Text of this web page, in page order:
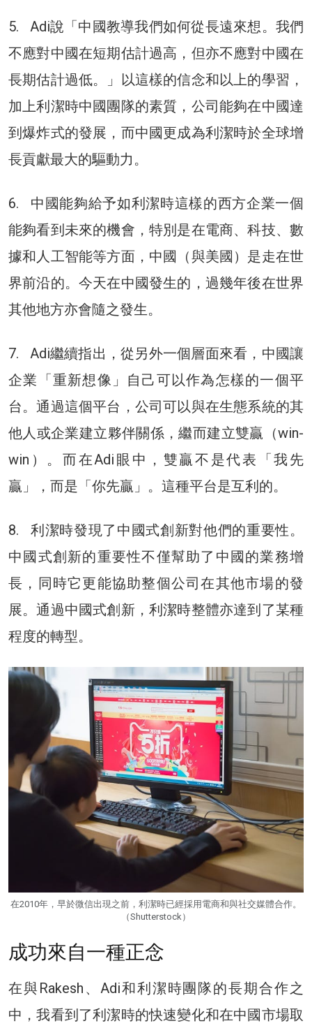
5. Adi說「中國教導我們如何從長遠來想。我們
不應對中國在短期估計過高，但亦不應對中國在
長期估計過低。」以這樣的信念和以上的學習，
加上利潔時中國團隊的素質，公司能夠在中國達
到爆炸式的發展，而中國更成為利潔時於全球增
長貢獻最大的驅動力。
6. 中國能夠給予如利潔時這樣的西方企業一個
能夠看到未來的機會，特別是在電商、科技、數
據和人工智能等方面，中國（與美國）是走在世
界前沿的。今天在中國發生的，過幾年後在世界
其他地方亦會隨之發生。
7. Adi繼續指出，從另外一個層面來看，中國讓
企業「重新想像」自己可以作為怎樣的一個平
台。通過這個平台，公司可以與在生態系統的其
他人或企業建立夥伴關係，繼而建立雙贏（win-
win）。而在Adi眼中，雙贏不是代表「我先
贏」，而是「你先贏」。這種平台是互利的。
8. 利潔時發現了中國式創新對他們的重要性。
中國式創新的重要性不僅幫助了中國的業務增
長，同時它更能協助整個公司在其他市場的發
展。通過中國式創新，利潔時整體亦達到了某種
程度的轉型。
在2010年，早於微信出現之前，利潔時已經採用電商和與社交媒體合作。
（Shutterstock）
成功來自一種正念
在與Rakesh、Adi和利潔時團隊的長期合作之
中，我看到了利潔時的快速變化和在中國市場取